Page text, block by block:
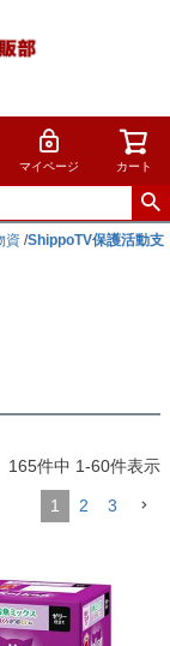
マイページ カート
資 /ShippoTV保護活動支
165件中 1-60件表示
1 2 3